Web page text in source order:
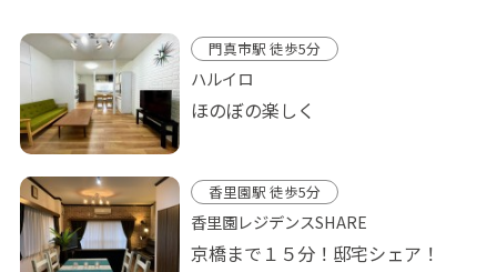
門真市駅 徒歩5分
ハルイロ
ほのぼの楽しく
香里園駅 徒歩5分
香里園レジデンスSHARE
京橋まで１５分！邸宅シェア！